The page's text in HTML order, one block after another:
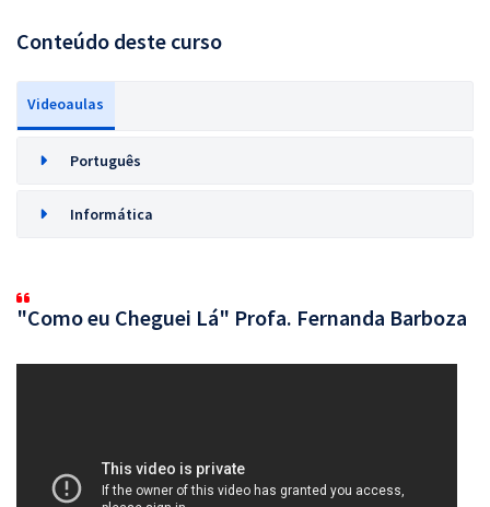
Conteúdo deste curso
Videoaulas
Português
Informática
"Como eu Cheguei Lá" Profa. Fernanda Barboza